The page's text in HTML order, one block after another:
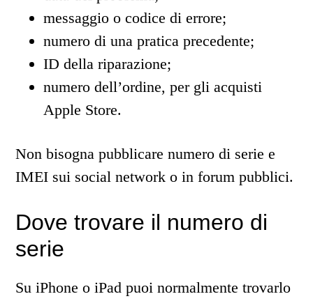
messaggio o codice di errore;
numero di una pratica precedente;
ID della riparazione;
numero dell’ordine, per gli acquisti
Apple Store.
Non bisogna pubblicare numero di serie e
IMEI sui social network o in forum pubblici.
Dove trovare il numero di
serie
Su iPhone o iPad puoi normalmente trovarlo